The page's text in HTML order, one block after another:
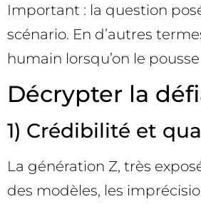
Important : la question
scénario. En d’autres
humain lorsqu’on le
Décrypter la
1) Crédibilité et
La génération Z, très
des modèles, les